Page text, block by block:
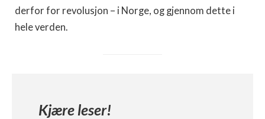
derfor for revolusjon – i Norge, og gjennom dette i
hele verden.
Kjære leser!